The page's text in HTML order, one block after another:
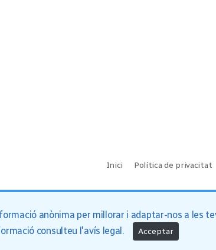
Inici Política de privacitat
anònima per millorar i adaptar-nos a les
consulteu l'avís legal.
Acceptar